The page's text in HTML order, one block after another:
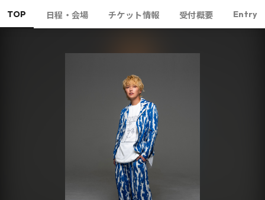
TOP 日程・会場 チケット情報 受付概要 Entry